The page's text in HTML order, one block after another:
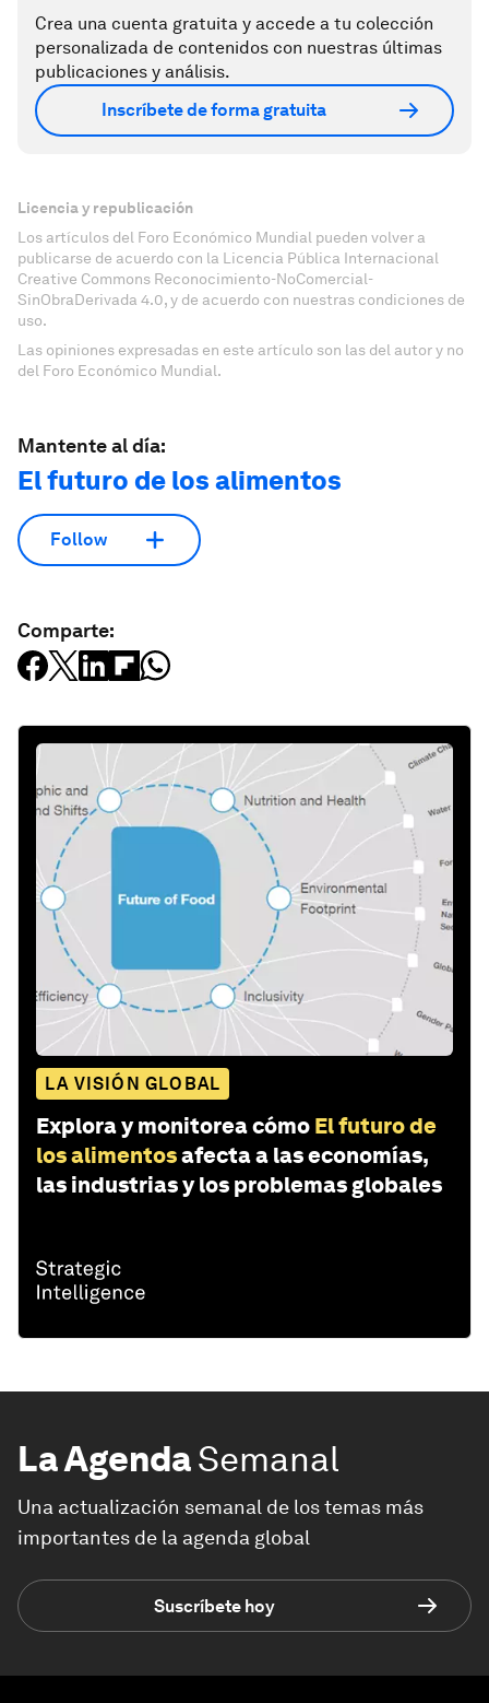
Crea una cuenta gratuita y accede a tu colección
personalizada de contenidos con nuestras últimas
publicaciones y análisis.
Inscríbete de forma gratuita
Licencia y republicación
Los artículos del Foro Económico Mundial pueden volver a
publicarse de acuerdo con la Licencia Pública Internacional
Creative Commons Reconocimiento-NoComercial-
SinObraDerivada 4.0, y de acuerdo con nuestras condiciones de
uso.
Las opiniones expresadas en este artículo son las del autor y no
del Foro Económico Mundial.
Mantente al día:
El futuro de los alimentos
Follow
Comparte:
LA VISIÓN GLOBAL
Explora y monitorea cómo El futuro de
los alimentosafecta a las economías,
las industrias y los problemas globales
La AgendaSemanal
Una actualización semanal de los temas más
importantes de la agenda global
Suscríbete hoy